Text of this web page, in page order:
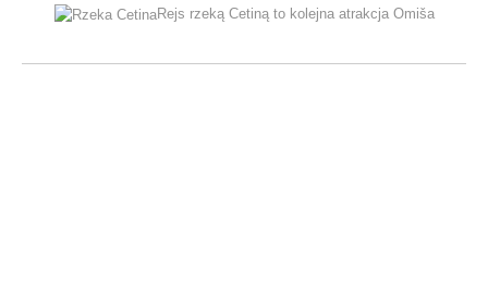
Rejs rzeką Cetiną to kolejna atrakcja Omiša